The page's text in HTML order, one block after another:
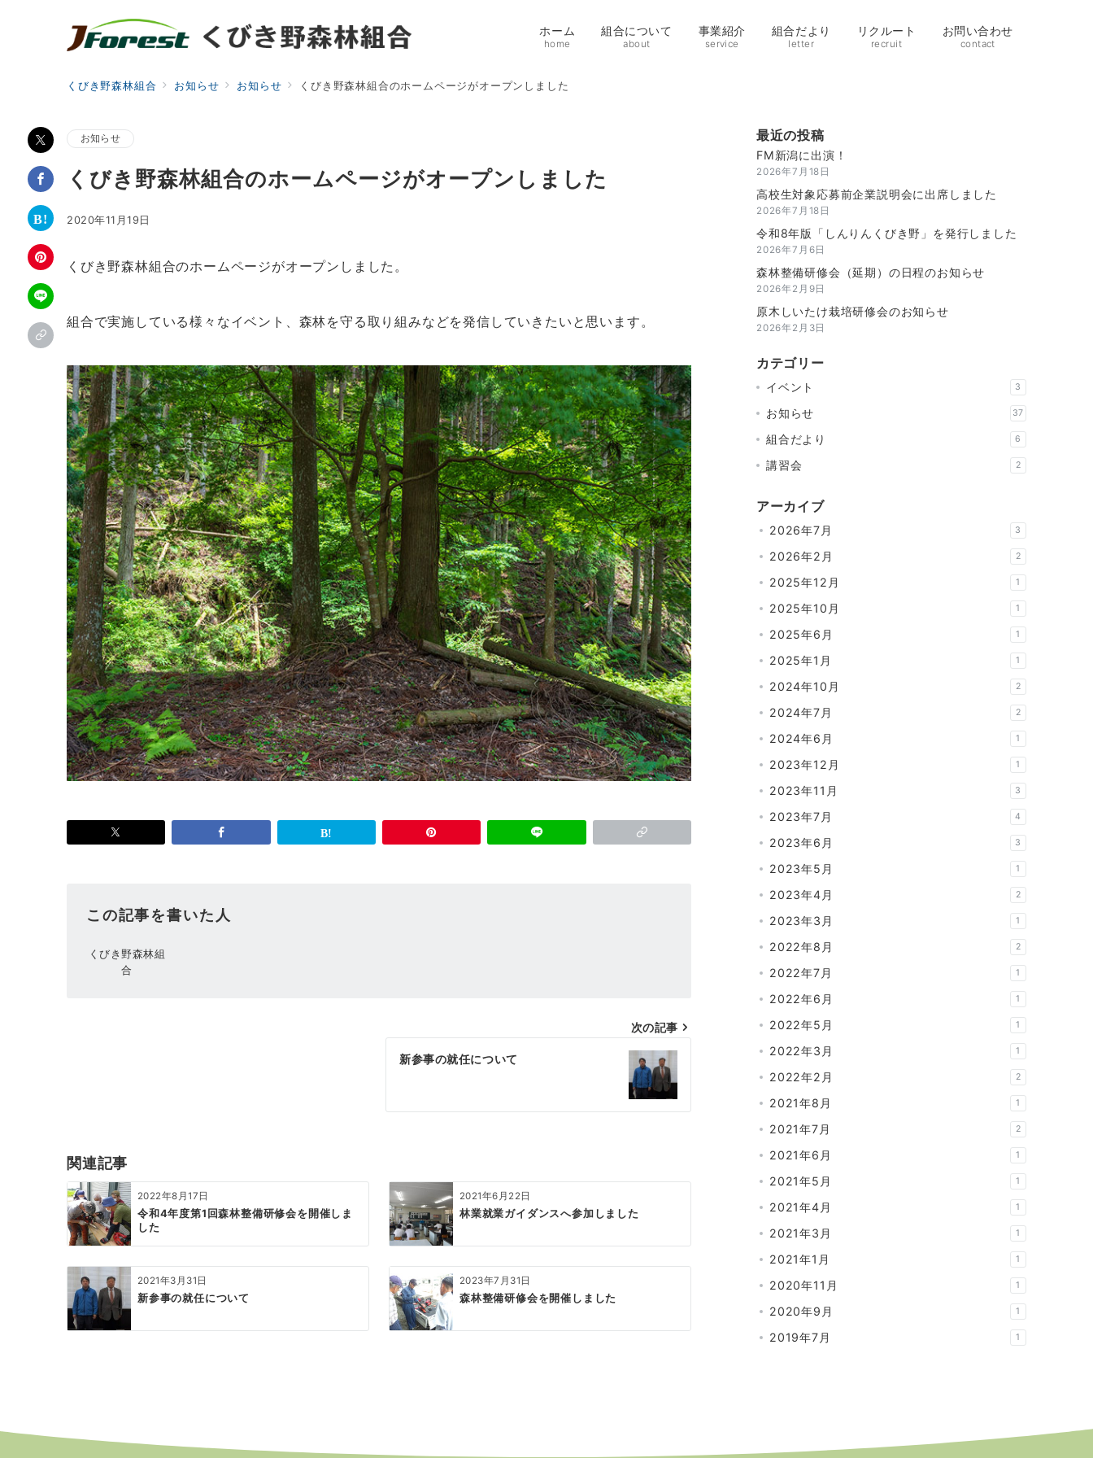
ホーム
home
組合について
about
事業紹介
service
組合だより
letter
リクルート
recruit
お問い合わせ
contact
くびき野森林組合 お知らせ お知らせ くびき野森林組合のホームページがオープンしました
お知らせ
くびき野森林組合のホームページがオープンしました
2020年11月19日
くびき野森林組合のホームページがオープンしました。
組合で実施している様々なイベント、森林を守る取り組みなどを発信していきたいと思います。
この記事を書いた人
くびき野森林組
合
ゲ
ー
シ
ョ
ン
次の記事
新参事の就任について
関連記事
2022年8月17日
令和4年度第1回森林整備研修会を開催しま
した
2021年6月22日
林業就業ガイダンスへ参加しました
2021年3月31日
新参事の就任について
2023年7月31日
森林整備研修会を開催しました
最近の投稿
FM新潟に出演！
2026年7月18日
高校生対象応募前企業説明会に出席しました
2026年7月18日
令和8年版「しんりんくびき野」を発行しました
2026年7月6日
森林整備研修会（延期）の日程のお知らせ
2026年2月9日
原木しいたけ栽培研修会のお知らせ
2026年2月3日
カテゴリー
イベント 3
お知らせ 37
組合だより 6
講習会 2
アーカイブ
2026年7月 3
2026年2月 2
2025年12月 1
2025年10月 1
2025年6月 1
2025年1月 1
2024年10月 2
2024年7月 2
2024年6月 1
2023年12月 1
2023年11月 3
2023年7月 4
2023年6月 3
2023年5月 1
2023年4月 2
2023年3月 1
2022年8月 2
2022年7月 1
2022年6月 1
2022年5月 1
2022年3月 1
2022年2月 2
2021年8月 1
2021年7月 2
2021年6月 1
2021年5月 1
2021年4月 1
2021年3月 1
2021年1月 1
2020年11月 1
2020年9月 1
2019年7月 1